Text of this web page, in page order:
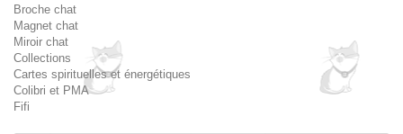
Broche chat
Magnet chat
Miroir chat
Collections
Cartes spirituelles et énergétiques
Colibri et PMA
Fifi